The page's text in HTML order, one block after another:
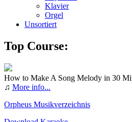
Klavier
Orgel
Unsortiert
Top Course:
How to Make A Song Melody in 30
♫ More info...
Orpheus Musikverzeichnis